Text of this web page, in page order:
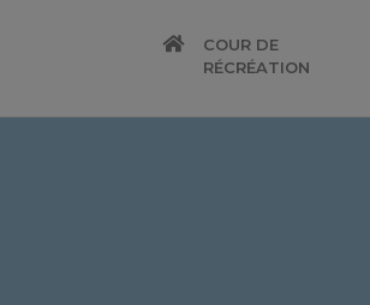
COUR DE
RÉCRÉATION